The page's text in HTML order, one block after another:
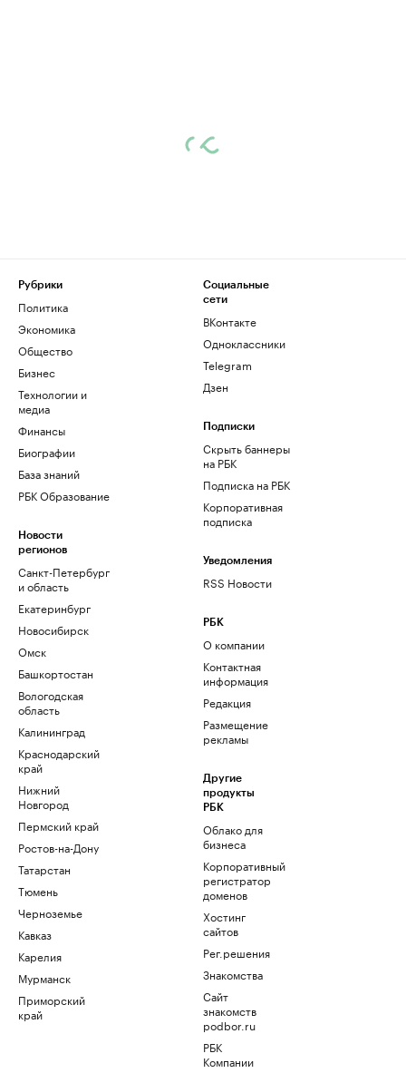
Рубрики
Политика
Экономика
Общество
Бизнес
Технологии и
медиа
Финансы
Биографии
База знаний
РБК Образование
Новости
регионов
Санкт-Петербург
и область
Екатеринбург
Новосибирск
Омск
Башкортостан
Вологодская
область
Калининград
Краснодарский
край
Нижний
Новгород
Пермский край
Ростов-на-Дону
Татарстан
Тюмень
Черноземье
Кавказ
Карелия
Мурманск
Приморский
край
Социальные
сети
ВКонтакте
Одноклассники
Telegram
Дзен
Подписки
Скрыть баннеры
на РБК
Подписка на РБК
Корпоративная
подписка
Уведомления
RSS Новости
РБК
О компании
Контактная
информация
Редакция
Размещение
рекламы
Другие
продукты
РБК
Облако для
бизнеса
Корпоративный
регистратор
доменов
Хостинг
сайтов
Рег.решения
Знакомства
Сайт
знакомств
podbor.ru
РБК
Компании